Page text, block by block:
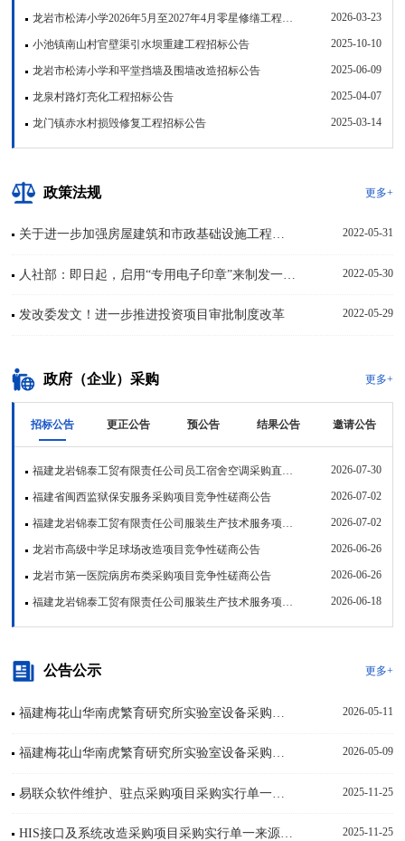
龙岩市松涛小学2026年5月至2027年4月零星修缮工程招标公告 2026-03-23
小池镇南山村官壁渠引水坝重建工程招标公告 2025-10-10
龙岩市松涛小学和平堂挡墙及围墙改造招标公告 2025-06-09
龙泉村路灯亮化工程招标公告 2025-04-07
龙门镇赤水村损毁修复工程招标公告 2025-03-14
政策法规 更多+
关于进一步加强房屋建筑和市政基础设施工程招投标工作的通知 2022-05-31
人社部：即日起，启用“专用电子印章”来制发一建、监理职业资格电子证书 2022-05-30
发改委发文！进一步推进投资项目审批制度改革 2022-05-29
政府（企业）采购 更多+
招标公告 更正公告 预公告 结果公告 邀请公告
福建龙岩锦泰工贸有限责任公司员工宿舍空调采购直接采购公告 2026-07-30
福建省闽西监狱保安服务采购项目竞争性磋商公告 2026-07-02
福建龙岩锦泰工贸有限责任公司服装生产技术服务项目（二次）竞争性磋商公告 2026-07-02
龙岩市高级中学足球场改造项目竞争性磋商公告 2026-06-26
龙岩市第一医院病房布类采购项目竞争性磋商公告 2026-06-26
福建龙岩锦泰工贸有限责任公司服装生产技术服务项目竞争性磋商公告 2026-06-18
公告公示 更多+
福建梅花山华南虎繁育研究所实验室设备采购项目市场调研征集更正公告（一） 2026-05-11
福建梅花山华南虎繁育研究所实验室设备采购项目市场调研征集公告 2026-05-09
易联众软件维护、驻点采购项目采购实行单一来源采购方式的公示 2025-11-25
HIS接口及系统改造采购项目采购实行单一来源采购方式的公示 2025-11-25